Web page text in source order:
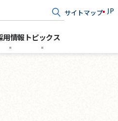
力 サイトマップ JP
用情報 トピックス